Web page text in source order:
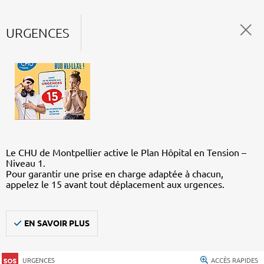
URGENCES
Le CHU de Montpellier active le Plan Hôpital en Tension –
Niveau 1.
Pour garantir une prise en charge adaptée à chacun,
appelez le 15 avant tout déplacement aux urgences.
EN SAVOIR PLUS
URGENCES ACCÈS RAPIDES